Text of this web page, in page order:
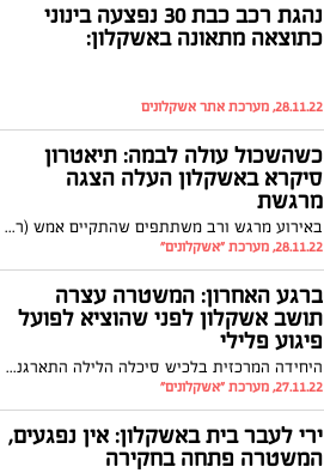
נהגת רכב כבת 30 נפצעה בינוני
כתוצאה מתאונה באשקלון:
28.11.22, מערכת אתר אשקלונים
כשהשכול עולה לבמה: תיאטרון
סיקרא באשקלון העלה הצגה
מרגשת
באירוע מרגש ורב משתתפים שהתקיים אמש (ראשון) בתיאטרון סיקרא באשקלון הועלתה ההצגה "מתנה למדינה" המבוססת על ספר שכתבה יפית, אמו של חלל צה"ל צחי איטח ז"ל שנהרג בקרב על הבופור כשהוא בן 19 בלבד
28.11.22, מערכת "אשקלונים"
ברגע האחרון: המשטרה עצרה
תושב אשקלון לפני שהוציא לפועל
פיגוע פלילי
היחידה המרכזית בלכיש סיכלה הלילה התארגנות עבריינים להוציא לפועל פיגוע פלילי נגד אדם בטווח הזמן המיידי, ועצרה חשוד, תושב אשקלון (30) כשברשותו רכב, אקדח טעון, שכפ"ץ ומכשירים ניידים. צפויים מעצרים נוספים בפרשה
27.11.22, מערכת "אשקלונים"
ירי לעבר בית באשקלון: אין נפגעים,
המשטרה פתחה בחקירה